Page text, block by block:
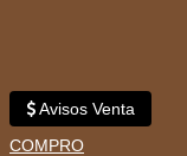
Avisos Venta
COMPRO